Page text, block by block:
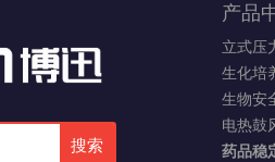
搜索
产品
立式压
生化培
生物安
电热鼓
药品稳